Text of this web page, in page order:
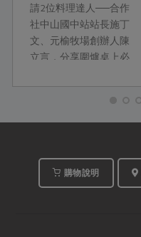
請2位料理達人──合作
社中山國中站站長施丁
文、元榆牧場創辦人陳
立言，分享圍爐桌上必
技，讓廚房新手第一次
購物說明